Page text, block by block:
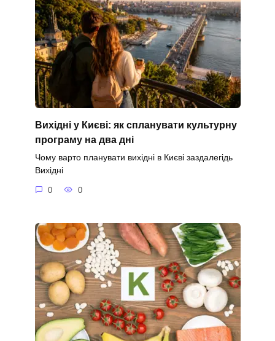
Вихідні у Києві: як спланувати культурну
програму на два дні
Чому варто планувати вихідні в Києві заздалегідь
Вихідні
0 0